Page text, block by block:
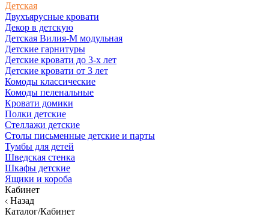
Детская
Двухъярусные кровати
Декор в детскую
Детская Вилия-М модульная
Детские гарнитуры
Детские кровати до 3-х лет
Детские кровати от 3 лет
Комоды классические
Комоды пеленальные
Кровати домики
Полки детские
Стеллажи детские
Столы письменные детские и парты
Тумбы для детей
Шведская стенка
Шкафы детские
Ящики и короба
Кабинет
Назад
Каталог/Кабинет